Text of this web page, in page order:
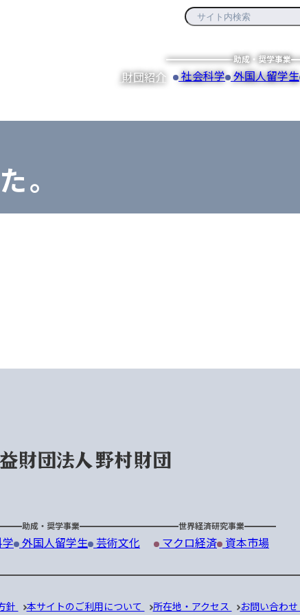
財団紹介
助成・奨学事業
社会科学 外国人留学生
。
助成・奨学事業
外国人留学生 芸術文化
世界経済研究事業
マクロ経済 資本市場
針 本サイトのご利用について 所在地・アクセス お問い合わせ